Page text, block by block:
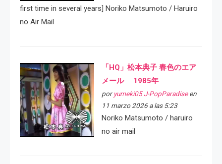
first time in several years] Noriko Matsumoto / Haruiro
no Air Mail
「HQ」松本典子 春色のエア
メール 1985年
por yumeki05 J-PopParadiseen
11 marzo 2026 a las 5:23
Noriko Matsumoto / haruiro
no air mail